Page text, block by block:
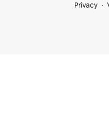
Privacy